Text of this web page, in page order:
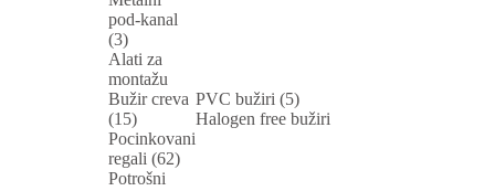
pod-kanal
(3)
Alati za
montažu
Bužir creva
(15)
PVC bužiri (5)
Halogen free bužiri
Pocinkovani
regali (62)
Potrošni